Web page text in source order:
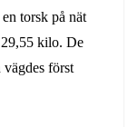
torsk på nät
kilo. De
först